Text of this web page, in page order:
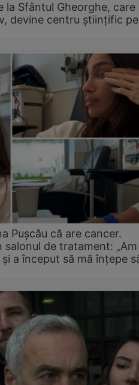
la Sfântul Gheorghe, care
devine centru științific
Pușcău că are cancer.
de tratament:
a început să mă înțepe